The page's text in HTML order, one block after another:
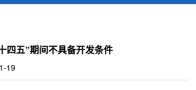
四五”期间不具备开发条件
19